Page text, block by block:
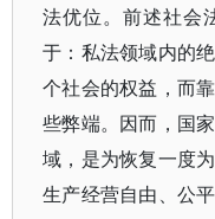
法优位。前述社会
于：私法领域内的
个社会的权益，而
些弊端。因而，国
域，是为恢复一度
生产经营自由、公